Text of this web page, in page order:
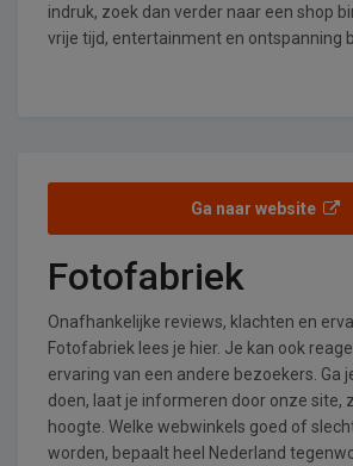
indruk, zoek dan verder naar een shop
vrije tijd, entertainment en ontspanning
Ga naar website
Fotofabriek
Onafhankelijke reviews, klachten en
Fotofabriek lees je hier. Je kan ook
ervaring van een andere bezoekers. Ga
doen, laat je informeren door onze site,
hoogte. Welke webwinkels goed of
worden, bepaalt heel Nederland